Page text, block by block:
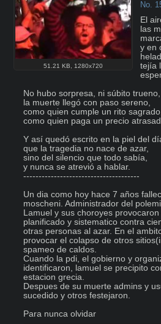
51.21 KB 1280x720
No.
El
las
y en
tejía
No hubo sorpresa, ni súbito trueno,
la muerte llegó con paso sereno,
como quien cumple un rito
como quien paga un precio
Y así quedó escrito en la piel del
que la tragedia no nace de azar,
sino del silencio que todo sabía,
y nunca se atrevió a hablar.
--------------------------------------
Un dia como hoy hace 7 años
moscheni. Administrador del
Lamuel y sus choroyes
planificado y sistematico contra
otras personas al azar. En el
provocar el colapso de otros
spameo de caldos.
Cuando la pdi, el gobierno y
identificaron, lamuel se precipito
estacion grecia.
Despues de su muerte admins y
sucedido y otros festejaron.
Para nunca olvidar